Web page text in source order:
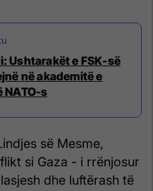
Ushtarakët e FSK-së
në akademitë e
NATO-s
së Mesme,
si Gaza - i rrënjosur
dhe luftërash të